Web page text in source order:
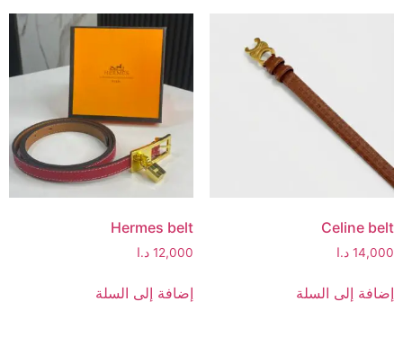
Celine belt
14,000 د.ا
إضافة إلى السلة
Hermes belt
12,000 د.ا
إضافة إلى السلة